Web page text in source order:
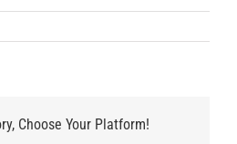
Choose Your Platform!